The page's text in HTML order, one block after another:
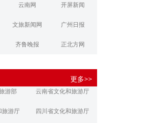
云南网 开屏新闻
文旅新闻网 广州日报
齐鲁晚报 正北方网
潇湘晨报
更多>>
游部 云南省文化和旅游厅
旅游厅 四川省文化和旅游厅